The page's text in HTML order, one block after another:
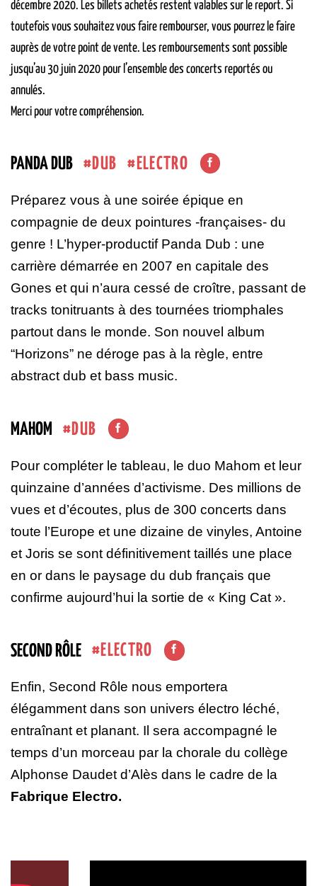
décembre 2020. Les billets achetés restent valables sur le report. Si
toutefois vous souhaitez vous faire rembourser, vous pourrez le faire
auprès de votre point de vente. Les remboursements sont possible
jusqu’au 30 juin 2020 pour l’ensemble des concerts reportés ou
annulés.
Merci pour votre compréhension.
PANDA DUB DUB ELECTRO
Préparez vous à une soirée épique en
compagnie de deux pointures -françaises- du
genre ! L’hyper-productif Panda Dub : une
carrière démarrée en 2007 en capitale des
Gones et qui n’aura cessé de croître, passant de
tracks tonitruants à des tournées triomphales
partout dans le monde. Son nouvel album
“Horizons” ne déroge pas à la règle, entre
abstract dub et bass music.
MAHOM DUB
Pour compléter le tableau, le duo Mahom et leur
quinzaine d’années d’activisme. Des millions de
vues et d’écoutes, plus de 300 concerts dans
toute l’Europe et une dizaine de vinyles, Antoine
et Joris se sont définitivement taillés une place
en or dans le paysage du dub français que
confirme aujourd’hui la sortie de « King Cat ».
SECOND RÔLE ELECTRO
Enfin, Second Rôle nous emportera
élégamment dans son univers électro léché,
entraînant et planant. Il sera accompagné le
temps d’un morceau par la chorale du collège
Alphonse Daudet d’Alès dans le cadre de la
Fabrique Electro.